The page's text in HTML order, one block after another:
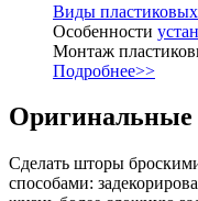
Виды
Особенности
Монтаж
Подробнее>>
Сделать шторы
способами: